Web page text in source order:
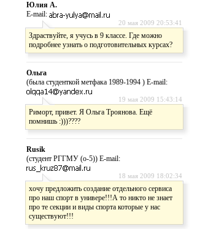
Юлия А.
E-mail:
20 мая 2009 20:53:41
Здраствуйте, я учусь в 9 классе. Где можно
подробнее узнать о подготовительных курсах?
Ольга
(была студенткой метфака 1989-1994 ) E-mail:
19 мая 2009 15:43:14
Риморт, привет. Я Ольга Троянова. Ещё
помнишь :)))????
Rusik
(студент РГГМУ (о-5)) E-mail:
18 мая 2009 18:02:34
хочу предложить создание отдельного сервиса
про наш спорт в универе!!!А то никто не знает
про те секции и виды спорта которые у нас
существуют!!!